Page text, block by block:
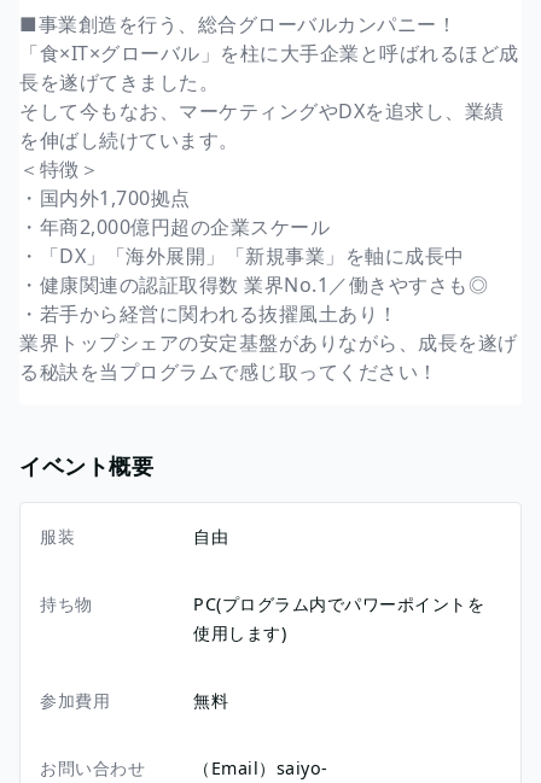
■事業創造を行う、総合グローバルカンパニー！
「食×IT×グローバル」を柱に大手企業と呼ばれるほど成
長を遂げてきました。
そして今もなお、マーケティングやDXを追求し、業績
を伸ばし続けています。
＜特徴＞
・国内外1,700拠点
・年商2,000億円超の企業スケール
・「DX」「海外展開」「新規事業」を軸に成長中
・健康関連の認証取得数 業界No.1／働きやすさも◎
・若手から経営に関われる抜擢風土あり！
業界トップシェアの安定基盤がありながら、成長を遂げ
る秘訣を当プログラムで感じ取ってください！
イベント概要
服装 自由
持ち物
PC(プログラム内でパワーポイントを
使用します)
参加費用 無料
お問い合わせ
（Email）saiyo-